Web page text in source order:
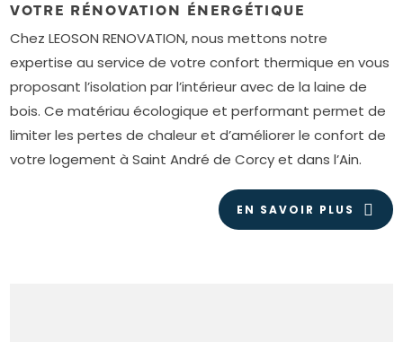
VOTRE RÉNOVATION ÉNERGÉTIQUE
Chez LEOSON RENOVATION, nous mettons notre
expertise au service de votre confort thermique en vous
proposant l’isolation par l’intérieur avec de la laine de
bois. Ce matériau écologique et performant permet de
limiter les pertes de chaleur et d’améliorer le confort de
votre logement à Saint André de Corcy et dans l’Ain.
EN SAVOIR PLUS